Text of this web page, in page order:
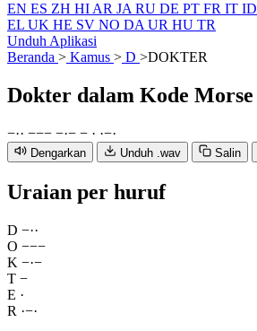
EN ES ZH HI AR JA RU DE PT FR IT ID
EL UK HE SV NO DA UR HU TR
Unduh Aplikasi
Beranda > Kamus > D >DOKTER
Dokter dalam Kode Morse
−·· −−− −·− − · ·−·
Dengarkan Unduh .wav Salin
Uraian per huruf
D −··
O −−−
K −·−
T −
E ·
R ·−·